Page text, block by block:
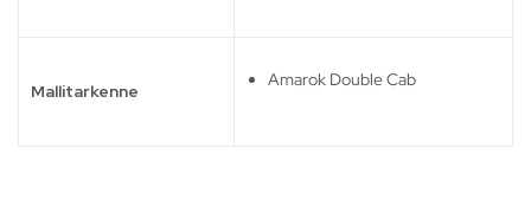
Mallitarkenne
Amarok Double Cab